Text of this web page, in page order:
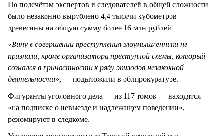
По подсчётам экспертов и следователей в общей сложности
было незаконно вырублено 4,4 тысячи кубометров
древесины на общую сумму более 16 млн рублей.
«Вину в совершении преступления злоумышленники не
признали, кроме организатора преступной схемы, который
сознался в причастности к ряду эпизодов незаконной
деятельности», — подытожили в облпрокуратуре.
Фигуранты уголовного дела — из 117 томов — находятся
«на подписке о невыезде и надлежащем поведении»,
резюмируют в следкоме.